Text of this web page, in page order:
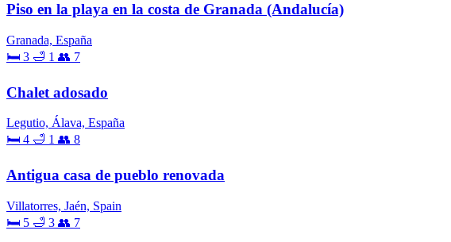
Piso en la playa en la costa de Granada (Andalucía)
Granada, España
🛏 3 🛁 1 👥 7
Chalet adosado
Legutio, Álava, España
🛏 4 🛁 1 👥 8
Antigua casa de pueblo renovada
Villatorres, Jaén, Spain
🛏 5 🛁 3 👥 7